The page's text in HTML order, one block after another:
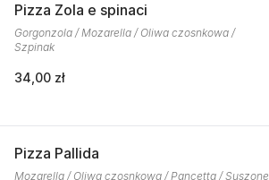
Pizza Zola e spinaci
Gorgonzola / Mozarella / Oliwa czosnkowa /
Szpinak
34,00 zł
Pizza Pallida
Mozarella / Oliwa czosnkowa / Pancetta / Suszone